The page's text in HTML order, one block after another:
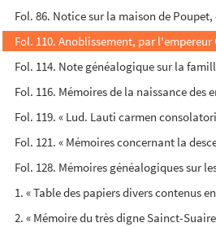
Fol. 86. Notice sur la maison de
Fol. 110. Anoblissement, par
Fol. 114. Note généalogique sur la
Fol. 116. Mémoires de la naissance
Fol. 119. « Lud. Lauti carmen
Fol. 121. « Mémoires concernant la
Fol. 128. Mémoires généalogiques sur
1. « Table des papiers divers contenus
2. « Mémoire du très digne Sainct-